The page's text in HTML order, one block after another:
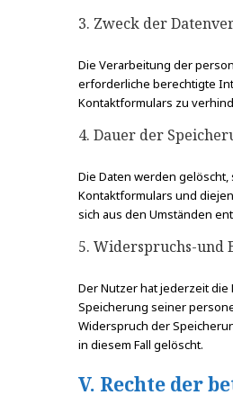
3. Zweck der
Die Verarbeitung der
erforderliche berechtigte
Kontaktformulars zu
4. Dauer der
Die Daten werden
Kontaktformulars und
sich aus den Umständen
5. Widerspruchs-und
Der Nutzer hat jederzeit
Speicherung seiner
Widerspruch der
in diesem Fall gelöscht.
V. Rechte der